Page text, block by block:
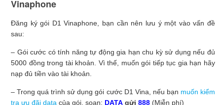
Vinaphone
Đăng ký gói D1 Vinaphone, bạn cần nên lưu ý một vào vấn đề
sau:
– Gói cước có tính năng tự động gia hạn chu kỳ sử dụng nếu đủ
5000 đồng trong tài khoản. Vì thế, muốn gói tiếp tục gia hạn hãy
nạp đủ tiền vào tài khoản.
– Trong quá trình sử dụng gói cước D1 Vina, nếu bạn muốn kiểm
tra ưu đãi data của gói, soạn: DATA gửi 888 (Miễn phí)